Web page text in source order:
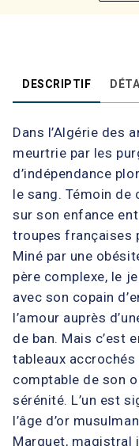
DESCRIPTIF
Dans l’Algérie des
meurtrie par les
d’indépendance
le sang. Témoin de
sur son enfance
troupes françaises
Miné par une
père complexe, le
avec son copain
l’amour auprès
de ban. Mais c’est
tableaux accrochés
comptable de son
sérénité. L’un est
l’âge d’or
Marquet, magistral